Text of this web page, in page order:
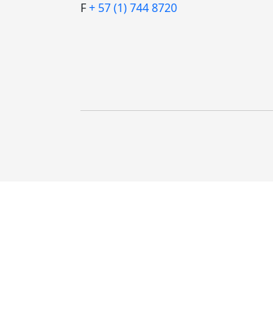
F+ 57 (1) 744 8720